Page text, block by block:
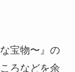
宝物〜』の
ろなどを余